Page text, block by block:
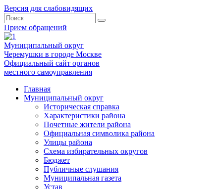
Версия для слабовидящих
Прием обращений
Муниципальный округ
Черемушки в городе Москве
Официальный сайт органов
местного самоуправления
Главная
Муниципальный округ
Историческая справка
Характеристики района
Почетные жители района
Официальная символика района
Улицы района
Схема избирательных округов
Бюджет
Публичные слушания
Муниципальная газета
Устав